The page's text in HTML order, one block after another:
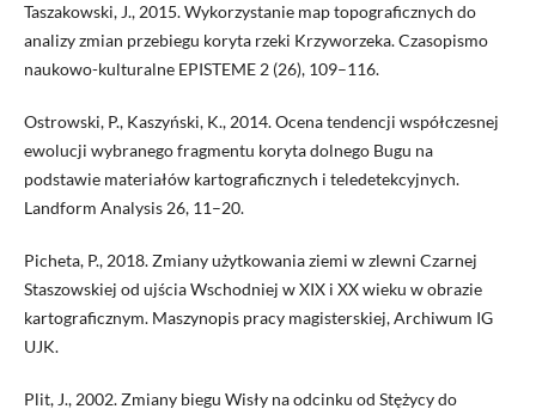
Taszakowski, J., 2015. Wykorzystanie map topograficznych do
analizy zmian przebiegu koryta rzeki Krzyworzeka. Czasopismo
naukowo-kulturalne EPISTEME 2 (26), 109–116.
Ostrowski, P., Kaszyński, K., 2014. Ocena tendencji współczesnej
ewolucji wybranego fragmentu koryta dolnego Bugu na
podstawie materiałów kartograficznych i teledetekcyjnych.
Landform Analysis 26, 11–20.
Picheta, P., 2018. Zmiany użytkowania ziemi w zlewni Czarnej
Staszowskiej od ujścia Wschodniej w XIX i XX wieku w obrazie
kartograficznym. Maszynopis pracy magisterskiej, Archiwum IG
UJK.
Plit, J., 2002. Zmiany biegu Wisły na odcinku od Stężycy do